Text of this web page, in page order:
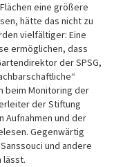
eine größere
hätte das nicht zu
vielfältiger: Eine
ermöglichen, dass
der SPSG,
beim Monitoring der
der Stiftung
Aufnahmen und der
Gegenwärtig
und andere
lässt.